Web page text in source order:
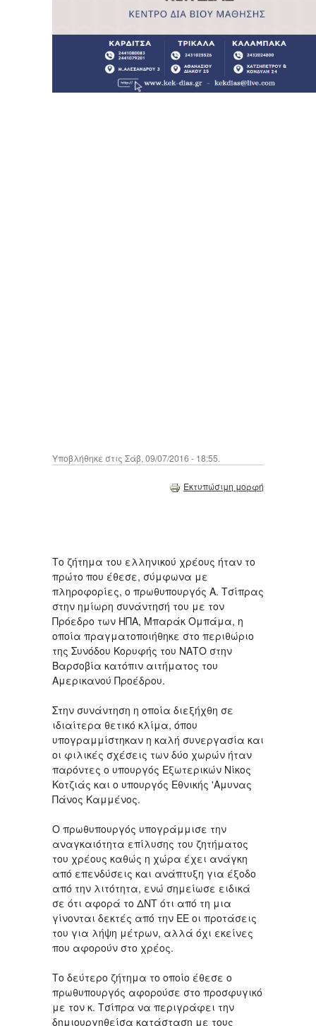
Υποβλήθηκε στις Σάβ, 09/07/2016 - 18:55.
Εκτυπώσιμη μορφή
Το ζήτημα του ελληνικού χρέους ήταν το
πρώτο που έθεσε, σύμφωνα με
πληροφορίες, ο πρωθυπουργός Α. Τσίπρας
στην ημίωρη συνάντησή του με τον
Πρόεδρο των ΗΠΑ, Μπαράκ Ομπάμα, η
οποία πραγματοποιήθηκε στο περιθώριο
της Συνόδου Κορυφής του ΝΑΤΟ στην
Βαρσοβία κατόπιν αιτήματος του
Αμερικανού Προέδρου.
Στην συνάντηση η οποία διεξήχθη σε
ιδιαίτερα θετικό κλίμα, όπου
υπογραμμίστηκαν η καλή συνεργασία και
οι φιλικές σχέσεις των δύο χωρών ήταν
παρόντες ο υπουργός Εξωτερικών Νίκος
Κοτζιάς και ο υπουργός Εθνικής 'Αμυνας
Πάνος Καμμένος.
Ο πρωθυπουργός υπογράμμισε την
αναγκαιότητα επίλυσης του ζητήματος
του χρέους καθώς η χώρα έχει ανάγκη
από επενδύσεις και ανάπτυξη για έξοδο
από την λιτότητα, ενώ σημείωσε ειδικά
σε ότι αφορά το ΔΝΤ ότι από τη μια
γίνονται δεκτές από την ΕΕ οι προτάσεις
του για λήψη μέτρων, αλλά όχι εκείνες
που αφορούν στο χρέος.
Το δεύτερο ζήτημα το οποίο έθεσε ο
πρωθυπουργός αφορούσε στο προσφυγικό
με τον κ. Τσίπρα να περιγράφει την
δημιουργηθείσα κατάσταση με τους